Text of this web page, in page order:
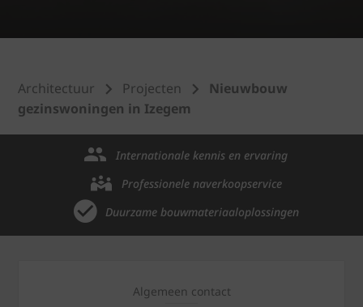
Architectuur Projecten
Nieuwbouw
gezinswoningen in Izegem
Internationale kennis en ervaring
Professionele naverkoopservice
Duurzame bouwmateriaaloplossingen
Algemeen contact